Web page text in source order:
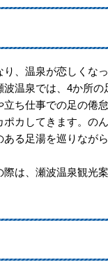
、温泉が恋しくな
温泉では、4か所の
ち仕事での足の倦
カしてきます。の
る足湯を巡りなが
は、瀬波温泉観光